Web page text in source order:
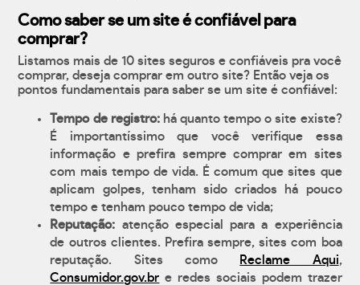
Como saber se um site é confiável para
comprar?
Listamos mais de 10 sites seguros e confiáveis pra você
comprar, deseja comprar em outro site? Então veja os
pontos fundamentais para saber se um site é confiável:
Tempo de registro:há quanto tempo o site existe?
É importantíssimo que você verifique essa
informação e prefira sempre comprar em sites
com mais tempo de vida. É comum que sites que
aplicam golpes, tenham sido criados há pouco
tempo e tenham pouco tempo de vida;
Reputação: atenção especial para a experiência
de outros clientes. Prefira sempre, sites com boa
reputação. Sites como
Reclame Aqui,
Consumidor.gov.br e redes sociais podem trazer